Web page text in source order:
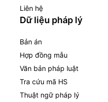
Liên hệ
Dữ liệu pháp lý
Bản án
Hợp đồng mẫu
Văn bản pháp luật
Tra cứu mã HS
Thuật ngữ pháp lý